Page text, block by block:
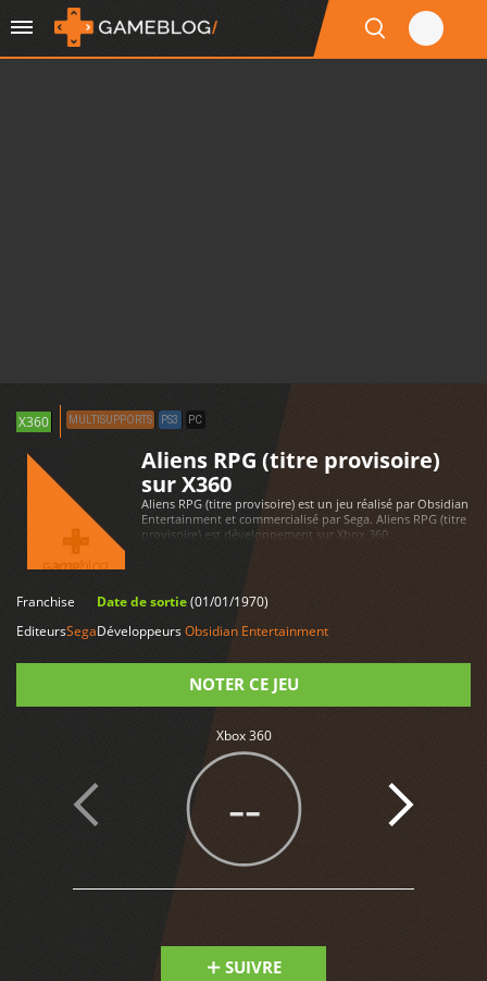
X360 MULTISUPPORTS PS3 PC
Aliens RPG (titre provisoire)
sur X360
Aliens RPG (titre provisoire) est un jeu réalisé par Obsidian
Entertainment et commercialisé par Sega. Aliens RPG (titre
provisoire) est développement sur Xbox 360
Franchise
EditeursSega
Date de sortie(01/01/1970)
DéveloppeursObsidian Entertainment
NOTER CE JEU
Xbox 360
--
SUIVRE